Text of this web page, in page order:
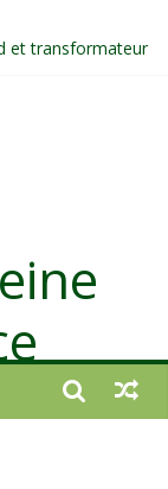
et transformateur
un manque de
par le mental